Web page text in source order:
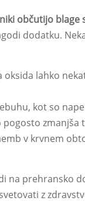
občutijo blage
dodatku.
oksida lahko
kot so
pogosto zmanjša
v krvnem
na prehransko
z